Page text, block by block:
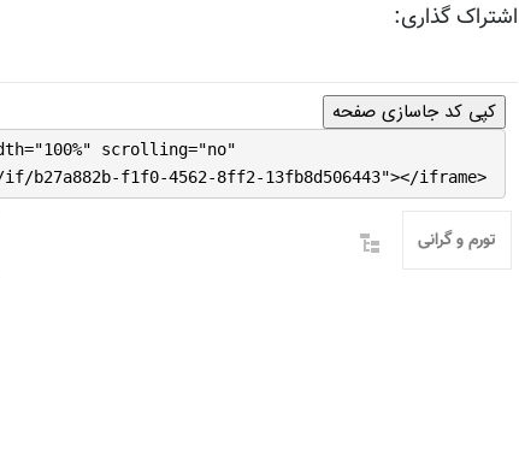
اشتراک گذاری:
کپی کد جاسازی صفحه
scrolling="no"
b27a882b-f1f0-4562-8ff2-13fb8d506443"></iframe>
تورم و گرانی